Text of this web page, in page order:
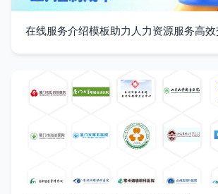
在线服务介绍模板助力人力资源服务高